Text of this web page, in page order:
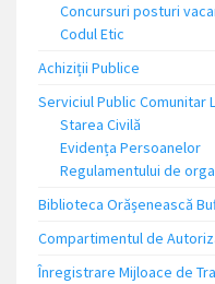
Concursuri posturi
Codul Etic
Achiziții Publice
Serviciul Public Comunitar
Starea Civilă
Evidența Persoanelor
Regulamentului de
Biblioteca Orășenească
Compartimentul de
Înregistrare Mijloace de